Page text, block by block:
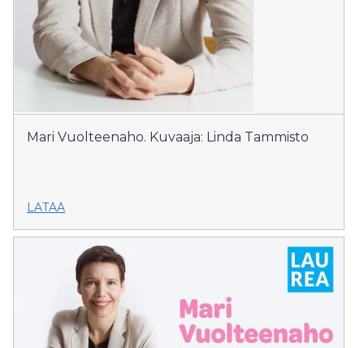
Mari Vuolteenaho. Kuvaaja: Linda Tammisto
LATAA